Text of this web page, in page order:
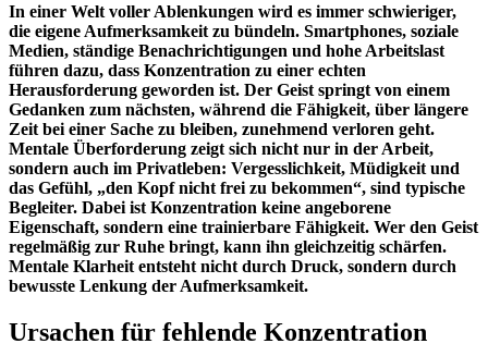
In einer Welt voller Ablenkungen wird es immer schwieriger,
die eigene Aufmerksamkeit zu bündeln. Smartphones, soziale
Medien, ständige Benachrichtigungen und hohe Arbeitslast
führen dazu, dass Konzentration zu einer echten
Herausforderung geworden ist. Der Geist springt von einem
Gedanken zum nächsten, während die Fähigkeit, über längere
Zeit bei einer Sache zu bleiben, zunehmend verloren geht.
Mentale Überforderung zeigt sich nicht nur in der Arbeit,
sondern auch im Privatleben: Vergesslichkeit, Müdigkeit und
das Gefühl, „den Kopf nicht frei zu bekommen“, sind typische
Begleiter. Dabei ist Konzentration keine angeborene
Eigenschaft, sondern eine trainierbare Fähigkeit. Wer den Geist
regelmäßig zur Ruhe bringt, kann ihn gleichzeitig schärfen.
Mentale Klarheit entsteht nicht durch Druck, sondern durch
bewusste Lenkung der Aufmerksamkeit.
Ursachen für fehlende Konzentration